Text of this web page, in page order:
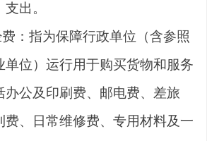
出。
：指为保障行政单位（含参照
单位）运行用于购买货物和服务
办公及印刷费、邮电费、差旅
费、日常维修费、专用材料及一